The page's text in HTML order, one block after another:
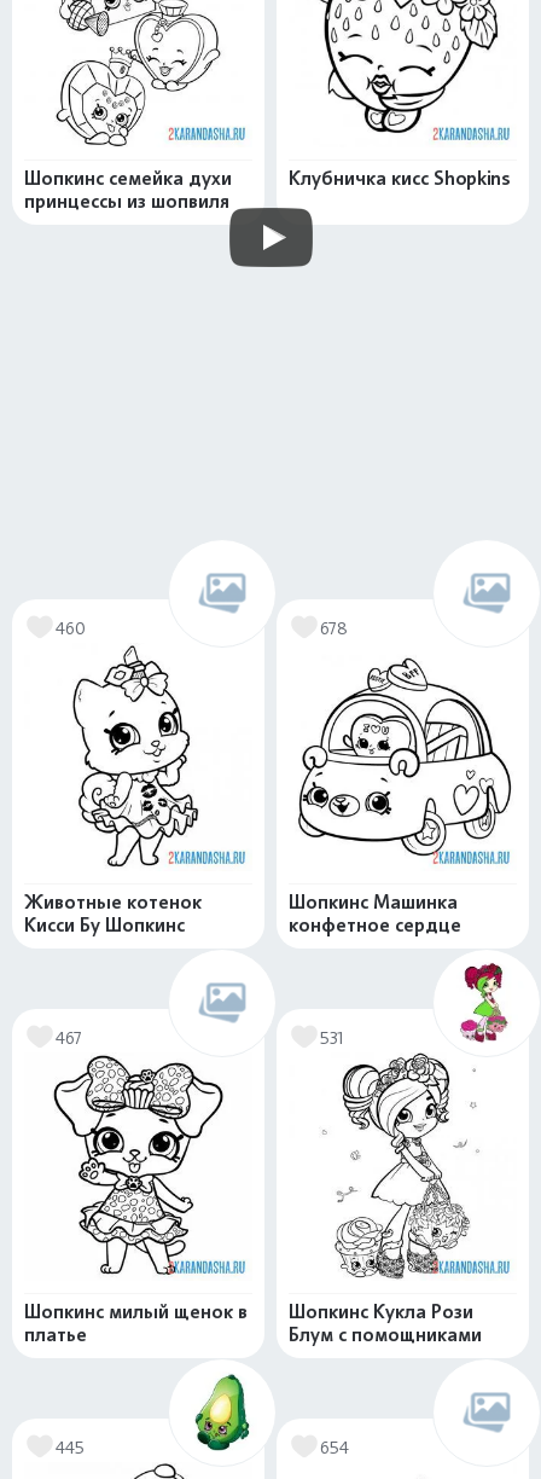
Шопкинс семейка духи
принцессы из шопвиля
Клубничка кисс Shopkins
460
Животные котенок
Кисси Бу Шопкинс
678
Шопкинс Машинка
конфетное сердце
467
Шопкинс милый щенок в
платье
531
Шопкинс Кукла Рози
Блум с помощниками
445 654